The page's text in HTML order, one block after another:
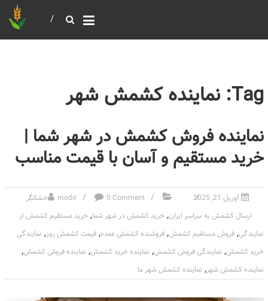
Tag: نماینده کشمش شهر
نماینده فروش کشمش در شهر شما |
خرید مستقیم و آسان با قیمت مناسب
آوریل 21, 2025 modir 0 Comment
خشکبار
ارسال کشمش به سراسر ایران, خرید کشمش در شهر شما, خرید مستقیم کشمش از
نمایندگی, فروش مستقیم کشمش, فروشنده کشمش عمده, قیمت کشمش روز, نمایندگی
خرید کشمش, نمایندگی فروش کشمش, نماینده خرید کشمش, نماینده فروش کشمش,
نماینده کشمش شهر, نماینده کشمش شهر ما